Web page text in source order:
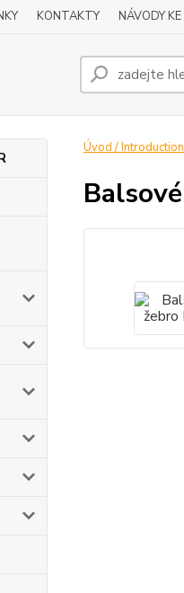
KONTAKTY NÁVODY
Úvod / Introduction